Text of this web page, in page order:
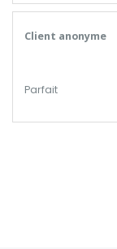
Client anonyme
Parfait